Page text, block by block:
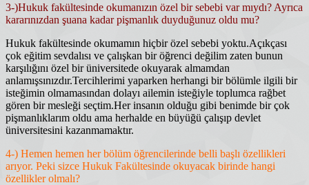
3-)Hukuk fakültesinde okumanızın özel bir sebebi var mıydı? Ayrıca
kararınızdan şuana kadar pişmanlık duyduğunuz oldu mu?
Hukuk fakültesinde okumamın hiçbir özel sebebi yoktu.Açıkçası
çok eğitim sevdalısı ve çalışkan bir öğrenci değilim zaten bunun
karşılığını özel bir üniversitede okuyarak almamdan
anlamışsınızdır.Tercihlerimi yaparken herhangi bir bölümle ilgili bir
isteğimin olmamasından dolayı ailemin isteğiyle toplumca rağbet
gören bir mesleği seçtim.Her insanın olduğu gibi benimde bir çok
pişmanlıklarım oldu ama herhalde en büyüğü çalışıp devlet
üniversitesini kazanmamaktır.
4-) Hemen hemen her bölüm öğrencilerinde belli başlı özellikleri
arıyor. Peki sizce Hukuk Fakültesinde okuyacak birinde hangi
özellikler olmalı?